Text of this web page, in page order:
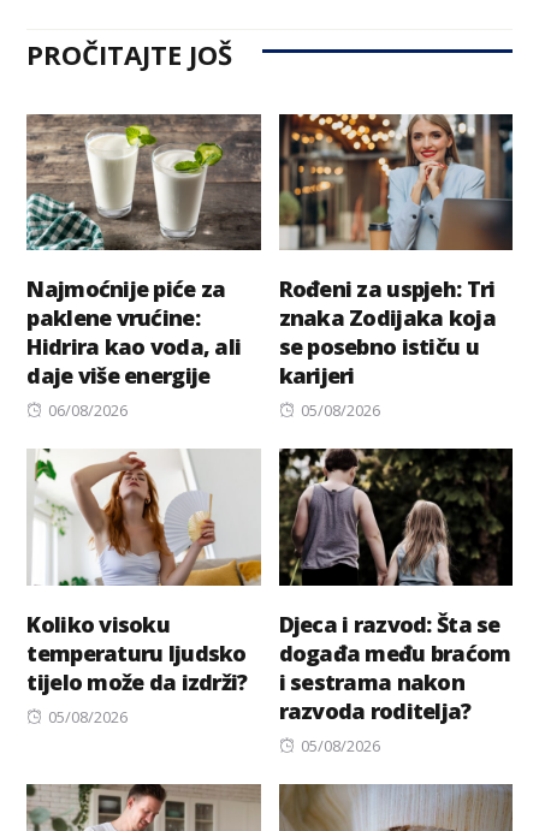
PROČITAJTE JOŠ
Najmoćnije piće za
paklene vrućine:
Hidrira kao voda, ali
daje više energije
Posted
06/08/2026
Rođeni za uspjeh: Tri
znaka Zodijaka koja
se posebno ističu u
karijeri
Posted
05/08/2026
Koliko visoku
temperaturu ljudsko
tijelo može da izdrži?
Posted
05/08/2026
Djeca i razvod: Šta se
događa među braćom
i sestrama nakon
razvoda roditelja?
Posted
05/08/2026